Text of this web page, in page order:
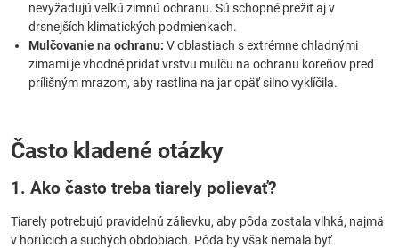
nevyžadujú veľkú zimnú ochranu. Sú schopné prežiť aj v
drsnejších klimatických podmienkach.
Mulčovanie na ochranu: V oblastiach s extrémne chladnými
zimami je vhodné pridať vrstvu mulču na ochranu koreňov pred
prílišným mrazom, aby rastlina na jar opäť silno vyklíčila.
Často kladené otázky
1. Ako často treba tiarely polievať?
Tiarely potrebujú pravidelnú zálievku, aby pôda zostala vlhká, najmä
v horúcich a suchých obdobiach. Pôda by však nemala byť